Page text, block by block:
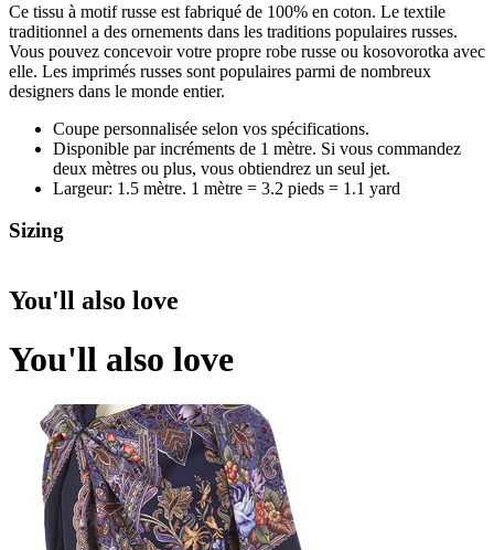
Ce tissu à motif russe est fabriqué de 100% en coton. Le textile
traditionnel a des ornements dans les traditions populaires russes.
Vous pouvez concevoir votre propre robe russe ou kosovorotka avec
elle. Les imprimés russes sont populaires parmi de nombreux
designers dans le monde entier.
Coupe personnalisée selon vos spécifications.
Disponible par incréments de 1 mètre. Si vous commandez
deux mètres ou plus, vous obtiendrez un seul jet.
Largeur: 1.5 mètre. 1 mètre = 3.2 pieds = 1.1 yard
Sizing
You'll also love
You'll also love